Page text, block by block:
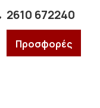
2610 672240
Προσφορές